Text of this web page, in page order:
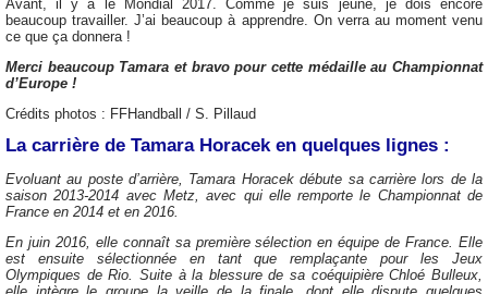
Avant, il y a le Mondial 2017. Comme je suis jeune, je dois encore
beaucoup travailler. J’ai beaucoup à apprendre. On verra au moment venu
ce que ça donnera !
Merci beaucoup Tamara et bravo pour cette médaille au Championnat
d’Europe !
Crédits photos : FFHandball / S. Pillaud
La carrière de Tamara Horacek en quelques lignes :
Evoluant au poste d’arrière, Tamara Horacek débute sa carrière lors de la
saison 2013-2014 avec Metz, avec qui elle remporte le Championnat de
France en 2014 et en 2016.
En juin 2016, elle connaît sa première sélection en équipe de France. Elle
est ensuite sélectionnée en tant que remplaçante pour les Jeux
Olympiques de Rio. Suite à la blessure de sa coéquipière Chloé Bulleux,